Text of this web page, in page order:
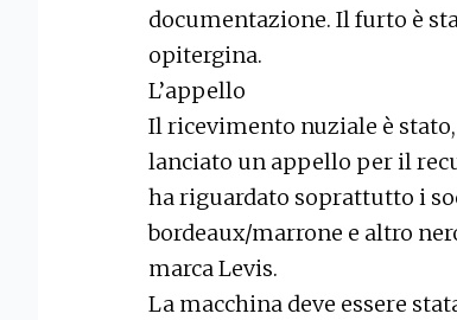
documentazione. Il furto è
opitergina.
L’appello
Il ricevimento nuziale è
lanciato un appello per il
ha riguardato soprattutto i
bordeaux/marrone e altro
marca Levis.
La macchina deve essere